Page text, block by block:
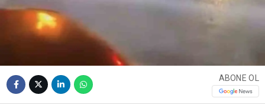
ABONE OL